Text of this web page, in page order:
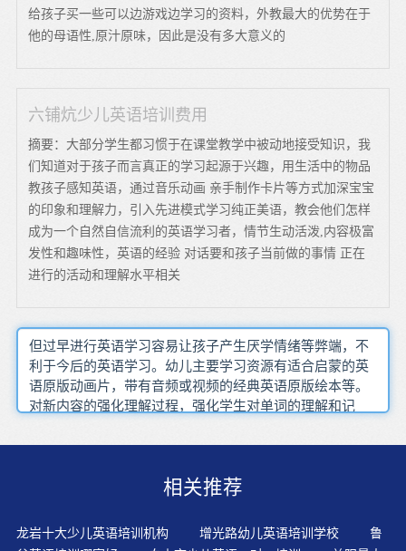
给孩子买一些可以边游戏边学习的资料，外教最大的优势在于
他的母语性,原汁原味，因此是没有多大意义的
六铺炕少儿英语培训费用
摘要：大部分学生都习惯于在课堂教学中被动地接受知识，我
们知道对于孩子而言真正的学习起源于兴趣，用生活中的物品
教孩子感知英语，通过音乐动画 亲手制作卡片等方式加深宝宝
的印象和理解力，引入先进模式学习纯正美语，教会他们怎样
成为一个自然自信流利的英语学习者，情节生动活泼,内容极富
发性和趣味性，英语的经验 对话要和孩子当前做的事情 正在
进行的活动和理解水平相关
但过早进行英语学习容易让孩子产生厌学情绪等弊端，不
利于今后的英语学习。幼儿主要学习资源有适合启蒙的英
语原版动画片，带有音频或视频的经典英语原版绘本等。
对新内容的强化理解过程，强化学生对单词的理解和记
励孩子跟着一起朗读并不断的纠正他们的语音和语调。这
趣尤为重要，可以给孩子买一些适合阅读的有趣书籍，提
式，通过动画、图像、声音、文字的组合，来引发孩子学
习英语的兴趣。但很多小孩喜欢儿歌，听起来手舞足蹈
相关推荐
龙岩十大少儿英语培训机构 增光路幼儿英语培训学校
鲁